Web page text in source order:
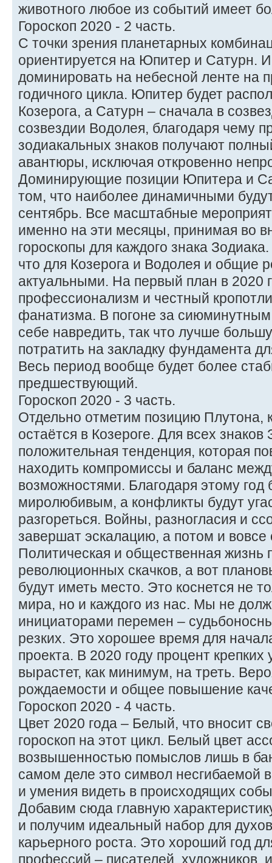
животного любое из событий имеет
Гороскоп 2020 - 2 часть.
С точки зрения планетарных
ориентируется на Юпитер и Сатурн.
доминировать на небесной ленте на
годичного цикла. Юпитер будет
Козерога, а Сатурн – сначала в
созвездии Водолея, благодаря чему
зодиакальных знаков получают
авантюры, исключая откровенно
Доминирующие позиции Юпитера и
том, что наиболее динамичными
сентябрь. Все масштабные
именно на эти месяцы, принимая во
гороскопы для каждого знака
что для Козерога и Водолея и общие
актуальными. На первый план в 2020
профессионализм и честный
фанатизма. В погоне за
себе навредить, так что лучше
потратить на закладку фундамента
Весь период вообще будет более
предшествующий.
Гороскоп 2020 - 3 часть.
Отдельно отметим позицию Плутона,
остаётся в Козероге. Для всех
положительная тенденция, которая
находить компромиссы и баланс
возможностями. Благодаря этому год
миролюбивым, а конфликты будут
разгореться. Войны, разногласия и
завершат эскалацию, а потом и вовсе
Политическая и общественная жизнь
революционных скачков, а вот
будут иметь место. Это коснется не
мира, но и каждого из нас. Мы не
инициаторами перемен –
резких. Это хорошее время для
проекта. В 2020 году процент
вырастет, как минимум, на треть.
рождаемости и общее повышение
Гороскоп 2020 - 4 часть.
Цвет 2020 года – Белый, что вносит
гороскоп на этот цикл. Белый цвет
возвышенностью помыслов лишь в
самом деле это символ несгибаемой
и умения видеть в происходящих
Добавим сюда главную
и получим идеальный набор для
карьерного роста. Это хороший год
профессий – писателей, художников,